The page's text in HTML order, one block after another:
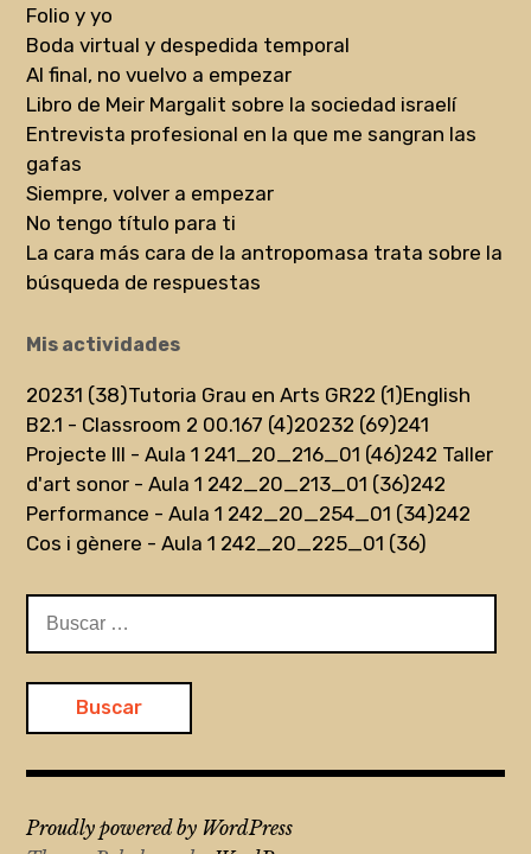
Folio y yo
Boda virtual y despedida temporal
Al final, no vuelvo a empezar
Libro de Meir Margalit sobre la sociedad israelí
Entrevista profesional en la que me sangran las
gafas
Siempre, volver a empezar
No tengo título para ti
La cara más cara de la antropomasa trata sobre la
búsqueda de respuestas
Mis actividades
20231 (38)Tutoria Grau en Arts GR22 (1)English
B2.1 - Classroom 2 00.167 (4)20232 (69)241
Projecte III - Aula 1 241_20_216_01 (46)242 Taller
d'art sonor - Aula 1 242_20_213_01 (36)242
Performance - Aula 1 242_20_254_01 (34)242
Cos i gènere - Aula 1 242_20_225_01 (36)
Proudly powered by WordPress